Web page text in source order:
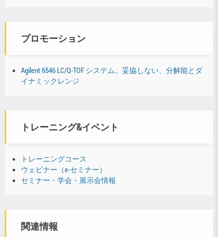
プロモーション
Agilent 6546 LC/Q-TOF システム。妥協しない、分解能とダ
イナミックレンジ
トレーニング&イベント
トレーニングコース
ウェビナー（e-セミナー）
セミナー・学会・展示会情報
関連情報